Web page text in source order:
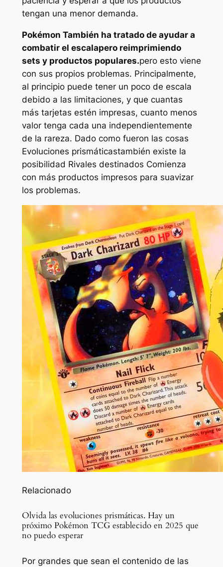
tengan una menor demanda.
Pokémon También ha tratado de ayudar a
combatir el escalapero reimprimiendo
sets y productos populares.pero esto viene
con sus propios problemas. Principalmente,
al principio puede tener un poco de escala
debido a las limitaciones, y que cuantas
más tarjetas estén impresas, cuanto menos
valor tenga cada una independientemente
de la rareza. Dado como fueron las cosas
Evoluciones prismáticastambién existe la
posibilidad Rivales destinados Comienza
con más productos impresos para suavizar
los problemas.
Relacionado
Olvida las evoluciones prismáticas. Hay un
próximo Pokémon TCG establecido en 2025 que
no puedo esperar
Por grandes que sean el contenido de las